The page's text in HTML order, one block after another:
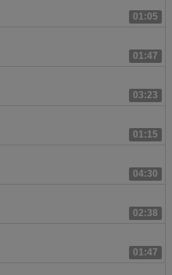
01:05
01:47
03:23
01:15
04:30
02:38
01:47